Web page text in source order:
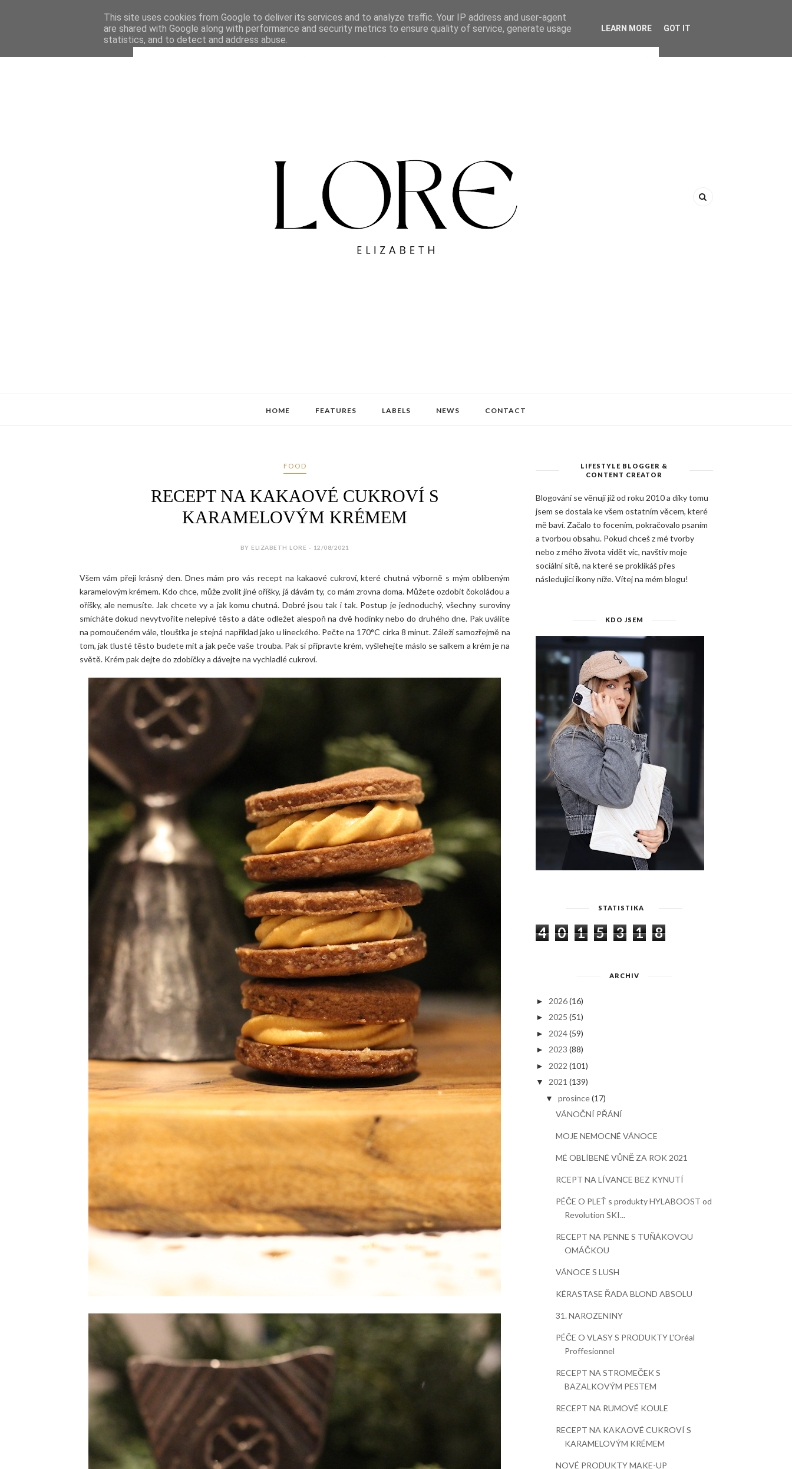
HOME FEATURES LABELS NEWS CONTACT
FOOD
RECEPT NA KAKAOVÉ CUKROVÍ S
KARAMELOVÝM KRÉMEM
BY ELIZABETH LORE - 12/08/2021
Všem vám přeji krásný den. Dnes mám pro vás recept na kakaové cukroví, které chutná výborně s mým oblíbeným
karamelovým krémem. Kdo chce, může zvolit jiné oříšky, já dávám ty, co mám zrovna doma. Můžete ozdobit čokoládou a
oříšky, ale nemusíte. Jak chcete vy a jak komu chutná. Dobré jsou tak i tak. Postup je jednoduchý, všechny suroviny
smícháte dokud nevytvoříte nelepivé těsto a dáte odležet alespoň na dvě hodinky nebo do druhého dne. Pak uválíte
na pomoučeném vále, tloušťka je stejná například jako u lineckého. Pečte na 170°C cirka 8 minut. Záleží samozřejmě na
tom, jak tlusté těsto budete mít a jak peče vaše trouba. Pak si připravte krém, vyšlehejte máslo se salkem a krém je na
světě. Krém pak dejte do zdobičky a dávejte na vychladlé cukroví.
LIFESTYLE BLOGGER &
CONTENT CREATOR
Blogování se věnuji již od roku 2010 a díky tomu
jsem se dostala ke všem ostatním věcem, které
mě baví. Začalo to focením, pokračovalo psaním
a tvorbou obsahu. Pokud chceš z mé tvorby
nebo z mého života vidět víc, navštiv moje
sociální sítě, na které se proklikáš přes
následující ikony níže. Vítej na mém blogu!
KDO JSEM
STATISTIKA
4 0 1 5 3 1 8
ARCHIV
► 2026 (16)
► 2025 (51)
► 2024 (59)
► 2023 (88)
► 2022 (101)
▼ 2021 (139)
▼ prosince(17)
VÁNOČNÍ PŘÁNÍ
MOJE NEMOCNÉ VÁNOCE
MÉ OBLÍBENÉ VŮNĚ ZA ROK 2021
RCEPT NA LÍVANCE BEZ KYNUTÍ
PÉČE O PLEŤ s produkty HYLABOOST od
Revolution SKI...
RECEPT NA PENNE S TUŇÁKOVOU
OMÁČKOU
VÁNOCE S LUSH
KÉRASTASE ŘADA BLOND ABSOLU
31. NAROZENINY
PÉČE O VLASY S PRODUKTY L'Oréal
Proffesionnel
RECEPT NA STROMEČEK S
BAZALKOVÝM PESTEM
RECEPT NA RUMOVÉ KOULE
RECEPT NA KAKAOVÉ CUKROVÍ S
KARAMELOVÝM KRÉMEM
NOVÉ PRODUKTY MAKE-UP
This site uses cookies from Google to deliver its services and to analyze traffic. Your IP address and user-agent
are shared with Google along with performance and security metrics to ensure quality of service, generate usage
statistics, and to detect and address abuse.
LEARN MORE GOT IT